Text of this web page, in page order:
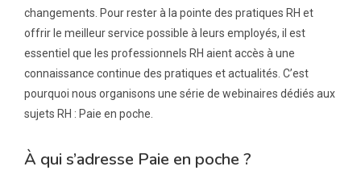
changements. Pour rester à la pointe des pratiques RH et
offrir le meilleur service possible à leurs employés, il est
essentiel que les professionnels RH aient accès à une
connaissance continue des pratiques et actualités. C’est
pourquoi nous organisons une série de webinaires dédiés aux
sujets RH : Paie en poche.
À qui s’adresse Paie en poche ?